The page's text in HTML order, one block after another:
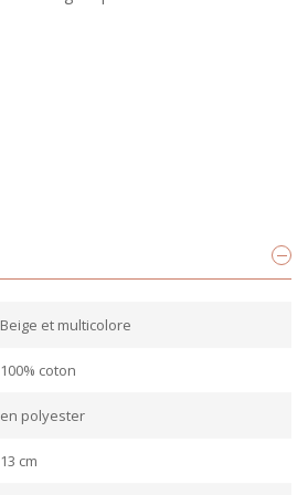
Beige et multicolore
100% coton
en polyester
13 cm